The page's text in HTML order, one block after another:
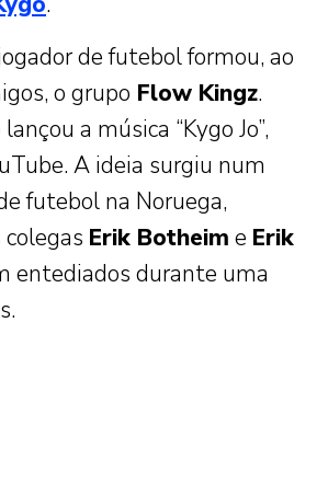
de futebol formou, ao
o grupo Flow Kingz.
a música “Kygo Jo”,
A ideia surgiu num
futebol na Noruega,
Erik Botheim e Erik
entediados durante uma